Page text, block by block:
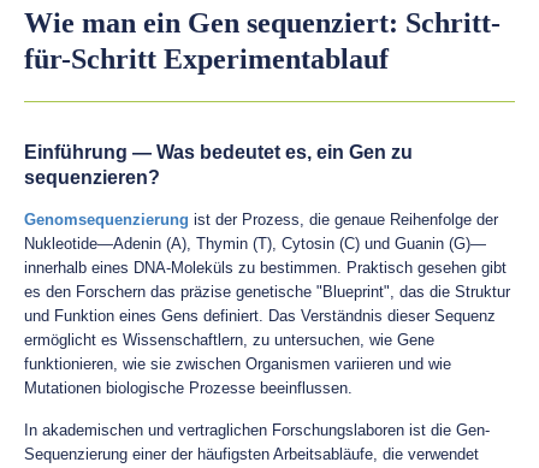
Wie man ein Gen sequenziert: Schritt-
für-Schritt Experimentablauf
Einführung — Was bedeutet es, ein Gen zu
sequenzieren?
Genomsequenzierung ist der Prozess, die genaue Reihenfolge der
Nukleotide—Adenin (A), Thymin (T), Cytosin (C) und Guanin (G)—
innerhalb eines DNA-Moleküls zu bestimmen. Praktisch gesehen gibt
es den Forschern das präzise genetische "Blueprint", das die Struktur
und Funktion eines Gens definiert. Das Verständnis dieser Sequenz
ermöglicht es Wissenschaftlern, zu untersuchen, wie Gene
funktionieren, wie sie zwischen Organismen variieren und wie
Mutationen biologische Prozesse beeinflussen.
In akademischen und vertraglichen Forschungslaboren ist die Gen-
Sequenzierung einer der häufigsten Arbeitsabläufe, die verwendet